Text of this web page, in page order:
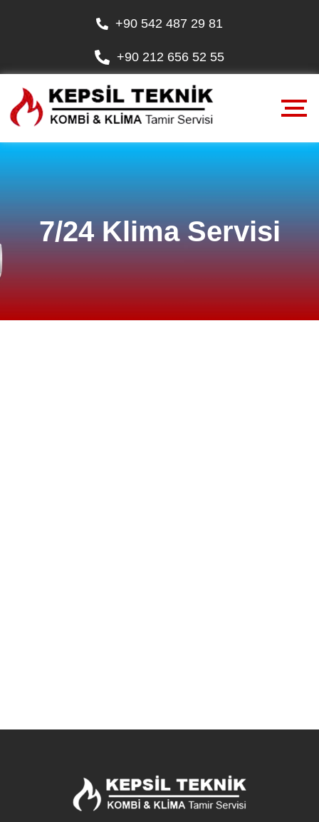
+90 542 487 29 81
+90 212 656 52 55
7/24 Klima Servisi